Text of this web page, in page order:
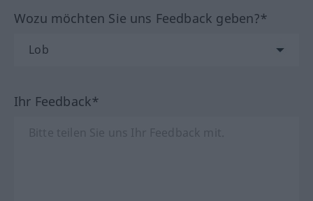
Wozu möchten Sie uns Feedback geben?*
Ihr Feedback*